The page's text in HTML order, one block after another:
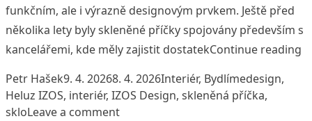
funkčním, ale i výrazně designovým prvkem. Ještě před
několika lety byly skleněné příčky spojovány především s
kancelářemi, kde měly zajistit dostatekContinue reading
Posted by
Petr Hašek9. 4. 20268. 4. 2026Posted in
Interiér, BydlímeTags:
design,
Heluz IZOS, interiér, IZOS Design, skleněná příčka,
skloLeave a commenton Vizuální lehkost s puncem luxusu